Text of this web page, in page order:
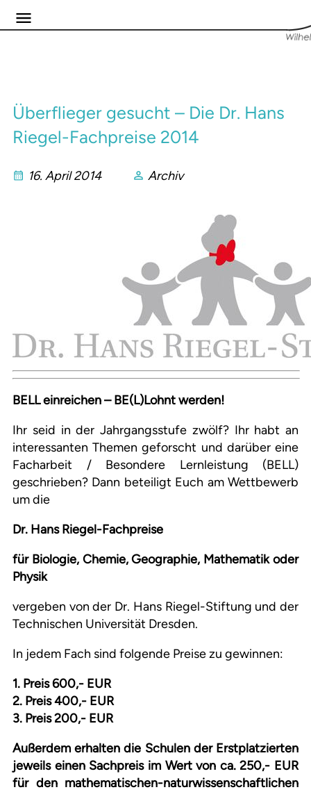
Überflieger gesucht – Die Dr. Hans
Riegel-Fachpreise 2014
16. April 2014 Archiv
BELL einreichen – BE(L)Lohnt werden!
Ihr seid in der Jahrgangsstufe zwölf? Ihr habt an
interessanten Themen geforscht und darüber eine
Facharbeit / Besondere Lernleistung (BELL)
geschrieben? Dann beteiligt Euch am Wettbewerb
um die
Dr. Hans Riegel-Fachpreise
für Biologie, Chemie, Geographie, Mathematik oder
Physik
vergeben von der Dr. Hans Riegel-Stiftung und der
Technischen Universität Dresden.
In jedem Fach sind folgende Preise zu gewinnen:
1. Preis 600,- EUR
2. Preis 400,- EUR
3. Preis 200,- EUR
Außerdem erhalten die Schulen der Erstplatzierten
jeweils einen Sachpreis im Wert von ca. 250,- EUR
für den mathematischen-naturwissenschaftlichen